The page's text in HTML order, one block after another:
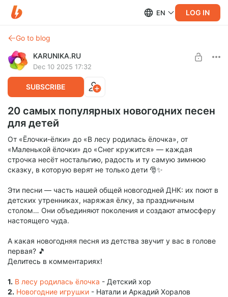
EN LOG IN
Go to blog
KARUNIKA.RU
Dec 10 2025 17:32
SUBSCRIBE
20 самых популярных новогодних песен
для детей
От «Ёлочки-ёлки» до «В лесу родилась ёлочка», от
«Маленькой ёлочки» до «Снег кружится» — каждая
строчка несёт ностальгию, радость и ту самую зимнюю
сказку, в которую верят не только дети 🎅✨
Эти песни — часть нашей общей новогодней ДНК: их поют в
детских утренниках, наряжая ёлку, за праздничным
столом… Они объединяют поколения и создают атмосферу
настоящего чуда.
А какая новогодняя песня из детства звучит у вас в голове
первая? 🎵
Делитесь в комментариях!
1. В лесу родилась ёлочка - Детский хор
2. Новогодние игрушки - Натали и Аркадий Хоралов